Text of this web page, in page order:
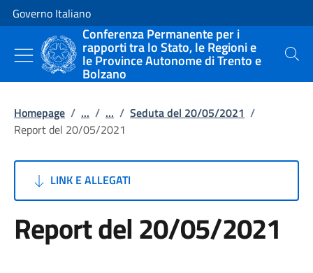
Vai al contenuto
Vai alla navigazione del sito
Governo Italiano
Conferenza Permanente per i
rapporti tra lo Stato, le Regioni e
le Province Autonome di Trento e
Bolzano
Cerca
Homepage / ... / ... / Seduta del 20/05/2021 /
Report del 20/05/2021
LINK E ALLEGATI
Report del 20/05/2021